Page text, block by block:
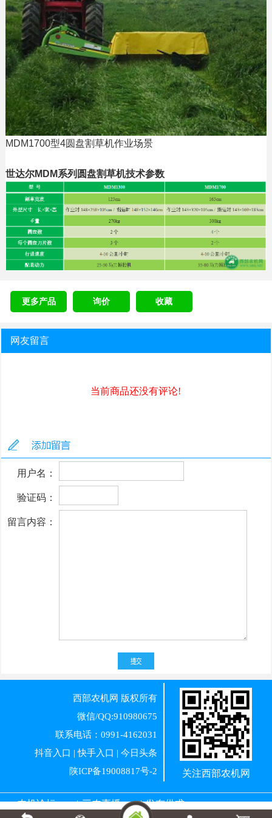
MDM1700型4圆盘割草机作业场景
世达尔MDM系列圆盘割草机技术参数
更多产品 询价 收藏
网友留言
当前商品还没有评论!
用户名：
验证码：
留言内容：
西部农机网 版权所有
微信/QQ:910980675
联系电话：0991-4162031
抖音入口 |快手入口 | 今日头条
陕ICP备19008817号-2
关注西部农机网
农机论坛 | 三农直播 | 发布供求